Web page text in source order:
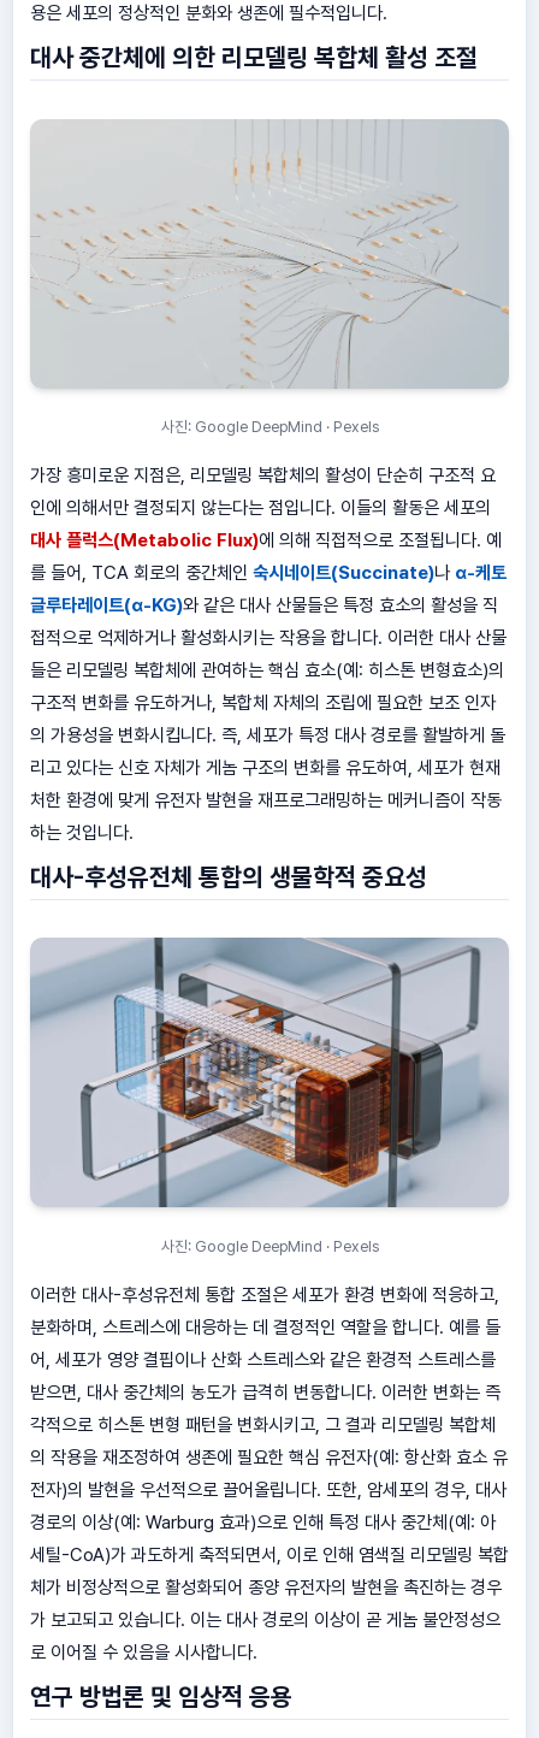
용은 세포의 정상적인 분화와 생존에 필수적입니다.
대사 중간체에 의한 리모델링 복합체 활성 조절
사진: Google DeepMind · Pexels
가장 흥미로운 지점은, 리모델링 복합체의 활성이 단순히 구조적 요
인에 의해서만 결정되지 않는다는 점입니다. 이들의 활동은 세포의
대사 플럭스(Metabolic Flux)에 의해 직접적으로 조절됩니다. 예
를 들어, TCA 회로의 중간체인 숙시네이트(Succinate)나 α-케토
글루타레이트(α-KG)와 같은 대사 산물들은 특정 효소의 활성을 직
접적으로 억제하거나 활성화시키는 작용을 합니다. 이러한 대사 산물
들은 리모델링 복합체에 관여하는 핵심 효소(예: 히스톤 변형효소)의
구조적 변화를 유도하거나, 복합체 자체의 조립에 필요한 보조 인자
의 가용성을 변화시킵니다. 즉, 세포가 특정 대사 경로를 활발하게 돌
리고 있다는 신호 자체가 게놈 구조의 변화를 유도하여, 세포가 현재
처한 환경에 맞게 유전자 발현을 재프로그래밍하는 메커니즘이 작동
하는 것입니다.
대사-후성유전체 통합의 생물학적 중요성
사진: Google DeepMind · Pexels
이러한 대사-후성유전체 통합 조절은 세포가 환경 변화에 적응하고,
분화하며, 스트레스에 대응하는 데 결정적인 역할을 합니다. 예를 들
어, 세포가 영양 결핍이나 산화 스트레스와 같은 환경적 스트레스를
받으면, 대사 중간체의 농도가 급격히 변동합니다. 이러한 변화는 즉
각적으로 히스톤 변형 패턴을 변화시키고, 그 결과 리모델링 복합체
의 작용을 재조정하여 생존에 필요한 핵심 유전자(예: 항산화 효소 유
전자)의 발현을 우선적으로 끌어올립니다. 또한, 암세포의 경우, 대사
경로의 이상(예: Warburg 효과)으로 인해 특정 대사 중간체(예: 아
세틸-CoA)가 과도하게 축적되면서, 이로 인해 염색질 리모델링 복합
체가 비정상적으로 활성화되어 종양 유전자의 발현을 촉진하는 경우
가 보고되고 있습니다. 이는 대사 경로의 이상이 곧 게놈 불안정성으
로 이어질 수 있음을 시사합니다.
연구 방법론 및 임상적 응용